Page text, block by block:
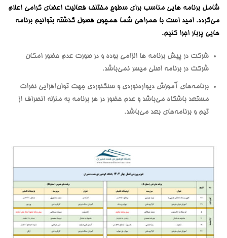
شامل برنامه هایی مناسب برای سطوح مختلف فعالیت اعضای گرامی اعلام
می‌گردد. امید است با همراهی شما همچون فصول گذشته بتوانیم برنامه
هایی پربار اجرا کنیم.
شرکت در پیش برنامه ها الزامی بوده و در صورت عدم حضور امکان
شرکت در برنامه اصلی میسر نمی‌باشد.
برنامه‌های آموزش دیواره‌نوردی و سنگنوردی جهت توان‌افزایی نفرات
مستعد باشگاه می‌باشد و عدم حضور در هر برنامه به منزله انصراف از
تیم و برنامه‌های بعد می‌باشد.